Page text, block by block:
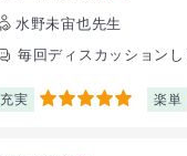
水野未宙也先生
毎回ディスカッション
充実 5 楽単